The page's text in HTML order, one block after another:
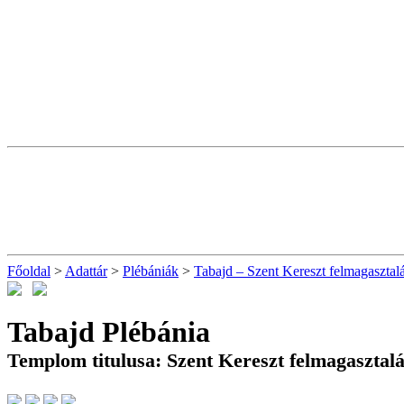
Főoldal > Adattár> Plébániák > Tabajd – Szent Kereszt
Tabajd Plébánia
Templom titulusa: Szent Kereszt